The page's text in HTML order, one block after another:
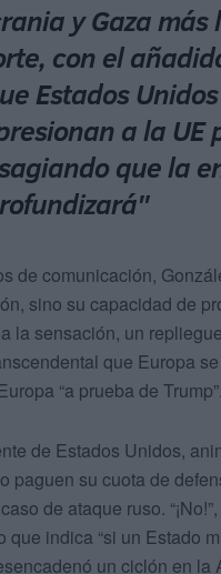
y Gaza
con el
Estados
a la UE
que la
de comunicación,
sino su capacidad de
la sensación, un
que Europa
“a prueba de Trump”.
de Estados Unidos,
paguen su cuota de
de ataque ruso.
indica “si un Estado
un ciclón en la